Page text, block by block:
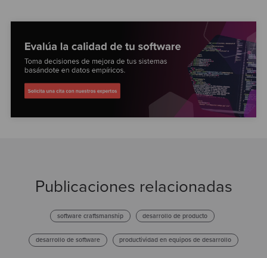
Publicaciones relacionadas
software craftsmanship desarrollo de producto
desarrollo de software productividad en equipos de desarrollo